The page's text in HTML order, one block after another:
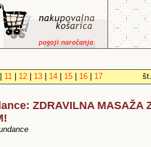
11 12 13 14 15 16 17
ZDRAVILNA MASAŽA